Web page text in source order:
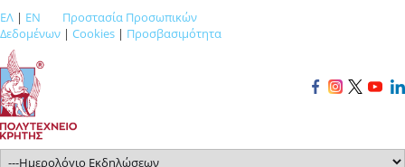
ΕΛ | EN
Προστασία Προσωπικών
Δεδομένων | Cookies | Προσβασιμότητα